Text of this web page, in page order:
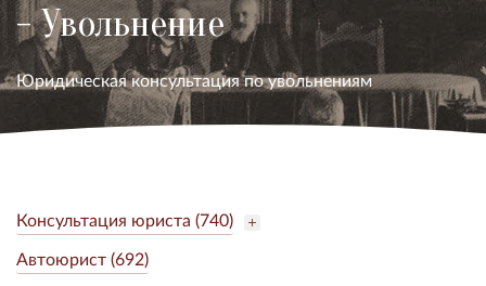
- Увольнение
Юридическая консультация по увольнениям
Консультация юриста (740)
Автоюрист (692)